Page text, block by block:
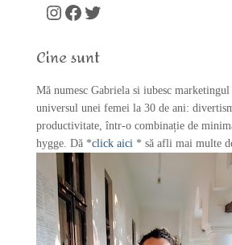
o
:
Instagram Facebook Twitter
Cine sunt
Mă numesc Gabriela si iubesc
universul unei femei la 30 de ani:
productivitate, într-o combinație de
hygge. Dă *click aici * să afli mai multe